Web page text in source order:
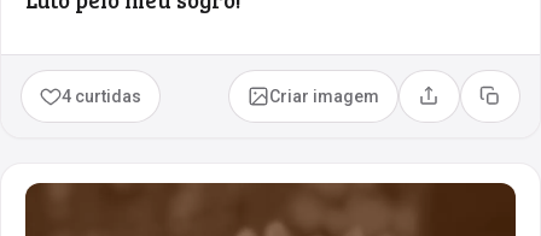
4 curtidas Criar imagem Compartilhar
Copiar